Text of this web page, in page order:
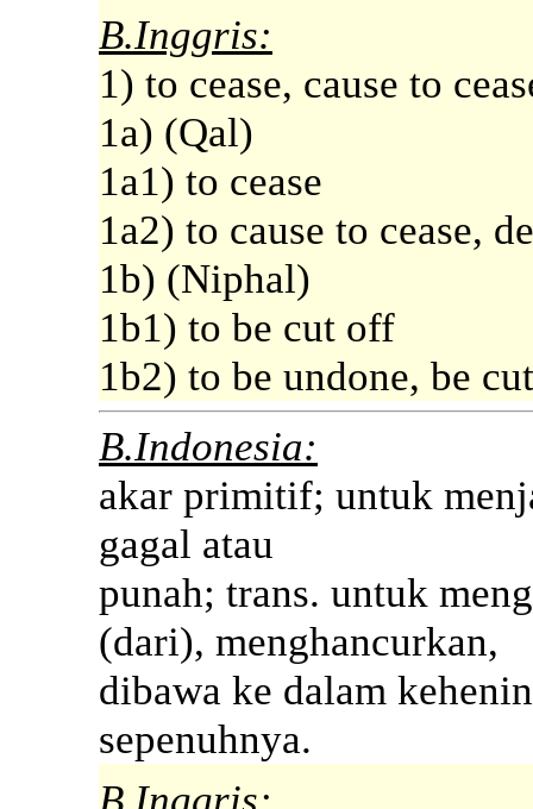
B.Inggris:
1) to cease, cause to
1a) (Qal)
1a1) to cease
1a2) to cause to cease,
1b) (Niphal)
1b1) to be cut off
1b2) to be undone, be
B.Indonesia:
akar primitif; untuk
gagal atau
punah; trans. untuk
(dari), menghancurkan,
dibawa ke dalam
sepenuhnya.